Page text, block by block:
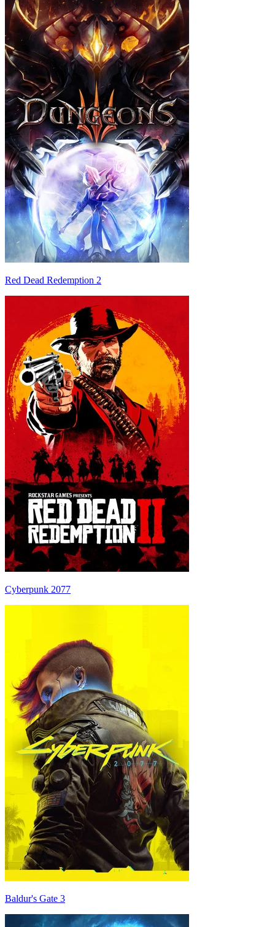
Red Dead Redemption 2
Cyberpunk 2077
Baldur's Gate 3